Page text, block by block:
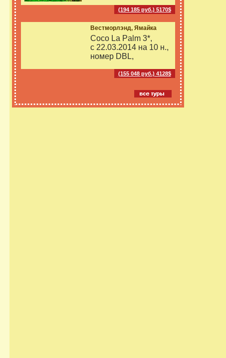
(194 185 руб.) 5170$
Вестморлэнд, Ямайка
Coco La Palm 3*,
с 22.03.2014 на 10 н.,
номер DBL,
(155 048 руб.) 4128$